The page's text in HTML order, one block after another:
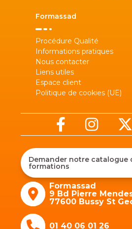
Formassad
Procédure Qualité
Informations pratiques
Nous contacter
Liens utiles
Espace client
Politique de cookies (UE)
Demander notre catalogue
formations
Formassad
9 Bd Pierre
77600 Bussy St
01 40 06 01 26